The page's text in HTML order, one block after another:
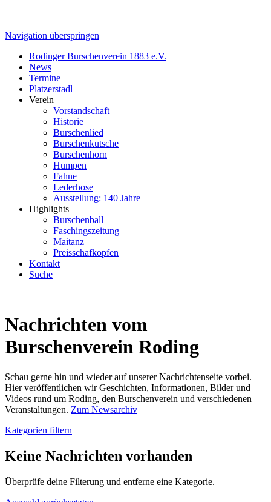
Navigation überspringen
Rodinger Burschenverein 1883 e.V.
News
Termine
Platzerstadl
Verein
Vorstandschaft
Historie
Burschenlied
Burschenkutsche
Burschenhorn
Humpen
Fahne
Lederhose
Ausstellung: 140 Jahre
Highlights
Burschenball
Faschingszeitung
Maitanz
Preisschafkopfen
Kontakt
Suche
Nachrichten vom
Burschenverein Roding
Schau gerne hin und wieder auf unserer Nachrichtenseite vorbei.
Hier veröffentlichen wir Geschichten, Informationen, Bilder und
Videos rund um Roding, den Burschenverein und verschiedenen
Veranstaltungen. Zum Newsarchiv
Kategorien filtern
Keine Nachrichten vorhanden
Überprüfe deine Filterung und entferne eine Kategorie.